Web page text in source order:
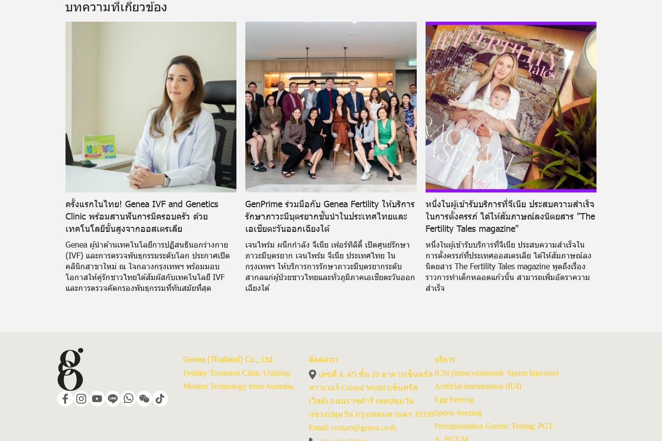
บทความที่เกี่ยวข้อง
ครั้งแรกในไทย! Genea IVF and Genetics
Clinic พร้อมสานฟันการมีครอบครัว ด้วย
เทคโนโลยีขั้นสูงจากออสเตรเลีย
Genea ผู้นำด้านเทคโนโลยีการปฏิสนธินอกร่างกาย
(IVF) และการตรวจพันธุกรรมระดับโลก ประกาศเปิด
คลินิกสาขาใหม่ ณ ใจกลางกรุงเทพฯ พร้อมมอบ
โอกาสให้คู่รักชาวไทยได้สัมผัสกับเทคโนโลยี IVF
และการตรวจคัดกรองพันธุกรรมที่ทันสมัยที่สุด
GenPrime ร่วมมือกับ Genea Fertility ให้บริการ
รักษาภาวะมีบุตรยากชั้นนำในประเทศไทยและ
เอเชียตะวันออกเฉียงใต้
เจนไพร์ม ผนึกกำลัง จีเนีย เฟอร์ทิลิตี้ เปิดศูนย์รักษา
ภาวะมีบุตรยาก เจนไพร์ม จีเนีย ประเทศไทย ใน
กรุงเทพฯ ให้บริการการรักษาภาวะมีบุตรยากระดับ
สากลแก่ผู้ป่วยชาวไทยและทั่วภูมิภาคเอเชียตะวันออก
เฉียงใต้
หนึ่งในผู้เข้ารับบริการที่จีเนีย ประสบความสำเร็จ
ในการตั้งครรภ์ ได้ให้สัมภาษณ์ลงนิตยสาร "The
Fertility Tales magazine"
หนึ่งในผู้เข้ารับบริการที่จีเนีย ประสบความสำเร็จใน
การตั้งครรภ์ที่ประเทศออสเตรเลีย ได้ให้สัมภาษณ์ลง
นิตยสาร The Fertility Tales magazine พูดถึงเรื่อง
ราวการทำเด็กหลอดแก้วนั้น สามารถเพิ่มอัตราความ
สำเร็จ
Genea (Thailand) Co., Ltd.
Fertility Treatment Clinic Utilizing
Modern Technology from Australia.
ติดต่อเรา
เลขที่ 4, 4/5 ชั้น 10 อาคารเซ็นทรัล
ทาวเวอร์ Central World (เซ็นทรัล
เวิลด์) ถนนราชดำริ เขตปทุมวัน
แขวงปทุมวัน กรุงเทพมหานคร 10330
Email: contact@genea.co.th
บริการ
ICSI (Intracytoplasmic Sperm Injection)
Artificial insemination (IUI)
Egg freezing
Sperm freezing
Preimplantation Genetic Testing: PGT-
A, PGT-M